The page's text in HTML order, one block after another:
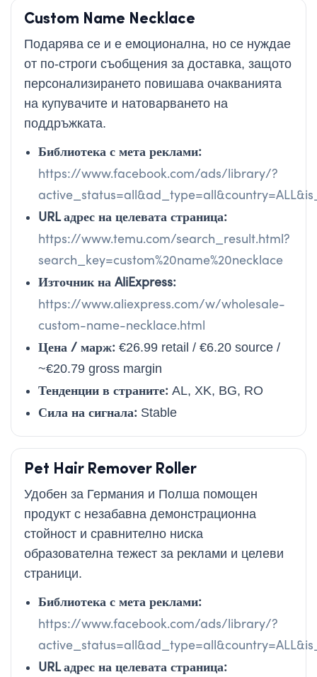
Custom Name Necklace
Подарява се и е емоционална, но се нуждае
от по-строги съобщения за доставка, защото
персонализирането повишава очакванията
на купувачите и натоварването на
поддръжката.
Библиотека с мета реклами:
https://www.facebook.com/ads/library/?
URL адрес на целевата страница:
https://www.temu.com/search_result.html?
search_key=custom%20name%20necklace
Източник на AliExpress:
https://www.aliexpress.com/w/wholesale-
custom-name-necklace.html
Цена / марж: €26.99 retail / €6.20 source /
~€20.79 gross margin
Тенденции в страните: AL, XK, BG, RO
Сила на сигнала: Stable
Pet Hair Remover Roller
Удобен за Германия и Полша помощен
продукт с незабавна демонстрационна
стойност и сравнително ниска
образователна тежест за реклами и целеви
страници.
Библиотека с мета реклами:
https://www.facebook.com/ads/library/?
URL адрес на целевата страница: